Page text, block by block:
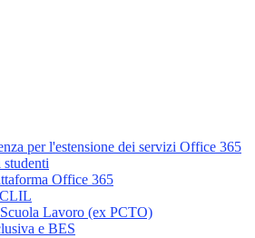
per l'estensione dei servizi Office 365
Office 365
Lavoro (ex PCTO)
e BES